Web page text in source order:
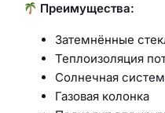
Преимущества:
Затемнённые
Теплоизоляция
Солнечная
Газовая колонка